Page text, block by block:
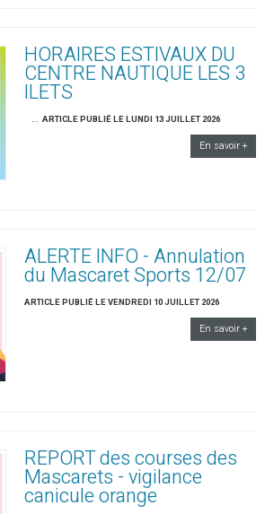
HORAIRES ESTIVAUX DU
CENTRE NAUTIQUE LES 3
ILETS
ARTICLE PUBLIÉ LE LUNDI 13 JUILLET 2026
En savoir +
ALERTE INFO - Annulation
du Mascaret Sports 12/07
ARTICLE PUBLIÉ LE VENDREDI 10 JUILLET 2026
En savoir +
REPORT des courses des
Mascarets - vigilance
canicule orange